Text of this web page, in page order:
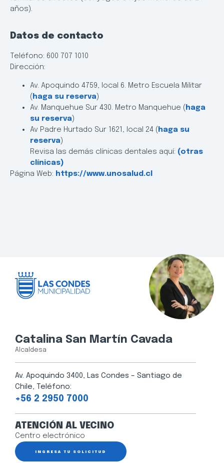
años).
Datos de contacto
Teléfono: 600 707 1010
Dirección:
Av. Apoquindo 4759, local 6. Metro Escuela Militar
( haga su reserva)
Av. Manquehue Sur 430. Metro Manquehue ( haga
su reserva)
Av Padre Hurtado Sur 1621, local 24 ( haga su
reserva)
Revisa las demás clínicas dentales aquí: (otras
clínicas)
Página Web: https://www.unosalud.cl
Catalina San Martín Cavada
Alcaldesa
Av. Apoquindo 3400, Las Condes – Santiago de
Chile, Teléfono:
+56 2 2950 7000
ATENCIÓN AL VECINO
Centro electrónico
INGRESA TU SOLICITUD